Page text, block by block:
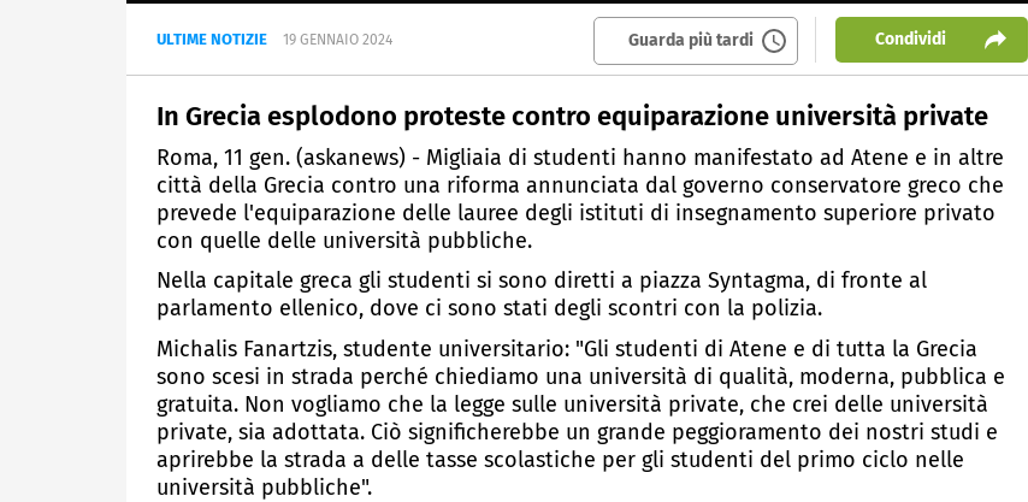
ULTIME NOTIZIE 19 GENNAIO 2024 Guarda più tardi Condividi
In Grecia esplodono proteste contro equiparazione università private
Roma, 11 gen. (askanews) - Migliaia di studenti hanno manifestato ad Atene e in altre
città della Grecia contro una riforma annunciata dal governo conservatore greco che
prevede l'equiparazione delle lauree degli istituti di insegnamento superiore privato
con quelle delle università pubbliche.
Nella capitale greca gli studenti si sono diretti a piazza Syntagma, di fronte al
parlamento ellenico, dove ci sono stati degli scontri con la polizia.
Michalis Fanartzis, studente universitario: "Gli studenti di Atene e di tutta la Grecia
sono scesi in strada perché chiediamo una università di qualità, moderna, pubblica e
gratuita. Non vogliamo che la legge sulle università private, che crei delle università
private, sia adottata. Ciò significherebbe un grande peggioramento dei nostri studi e
aprirebbe la strada a delle tasse scolastiche per gli studenti del primo ciclo nelle
università pubbliche".